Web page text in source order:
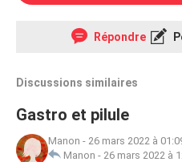
Répondre
Discussions similaires
Gastro et pilule
Manon - 26 mars 2022 à
Manon - 26 mars 2022 à